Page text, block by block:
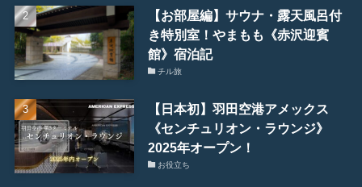
【お部屋編】サウナ・露天風呂付
き特別室！やまもも《赤沢迎賓
館》宿泊記
チル旅
【日本初】羽田空港アメックス
《センチュリオン・ラウンジ》
2025年オープン！
お役立ち